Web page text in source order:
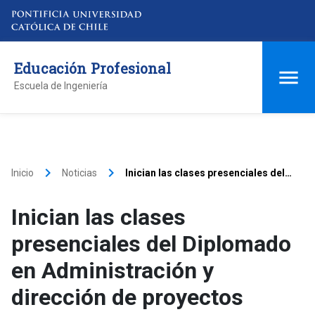
Educación Profesional
Escuela de Ingeniería
Inicio keyboard_arrow_right Noticias keyboard_arrow_right
Inician las clases presenciales del
Inician las clases
presenciales del Diplomado
en Administración y
dirección de proyectos